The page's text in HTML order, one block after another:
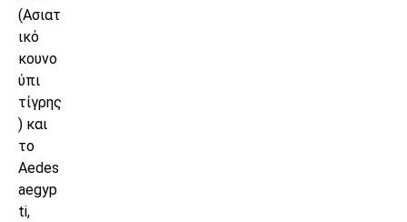
(Ασιατ
ικό
κουνο
ύπι
τίγρης
) και
το
Aedes
aegyp
ti,